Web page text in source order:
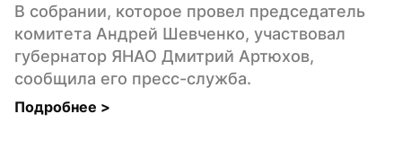
В собрании, которое провел председатель
комитета Андрей Шевченко, участвовал
губернатор ЯНАО Дмитрий Артюхов,
сообщила его пресс-служба.
Подробнее >